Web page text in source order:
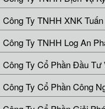
Công Ty TNHH XNK
Công Ty TNHH Log An